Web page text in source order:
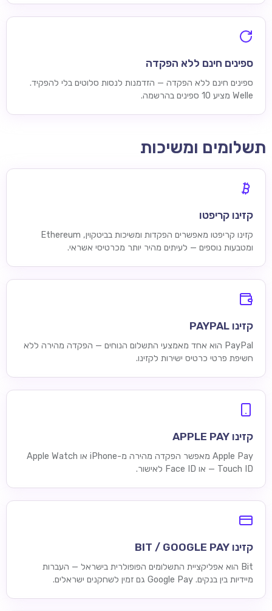
ספינים חינם ללא הפקדה
ספינים חינם ללא הפקדה — הזדמנות לנסות סלוטים בלי להפקיד.
Welle מציע 10 ספינים בהרשמה.
תשלומים ומשיכות
קזינו קריפטו
קזינו קריפטו מאפשרים הפקדות ומשיכות בביטקוין, Ethereum
ומטבעות נוספים — לעיתים מהיר יותר מכרטיסי אשראי.
קזינו PAYPAL
PayPal הוא אחד מאמצעי התשלום הנוחים — הפקדה מהירה ללא
חשיפת פרטי כרטיס ישירות לקזינו.
קזינו APPLE PAY
Apple Pay מאפשר הפקדה מהירה מ-iPhone או Apple Watch
— Touch ID או Face ID לאישור.
קזינו BIT / GOOGLE PAY
Bit הוא אפליקציית התשלומים הפופולרית בישראל — העברות
מיידיות בין בנקים. Google Pay גם זמין לשחקנים ישראלים.